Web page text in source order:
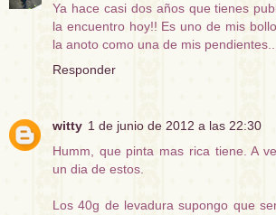
Ya hace casi dos años que tienes
la encuentro hoy!! Es uno de mis
la anoto como una de mis
Responder
witty 1 de junio de 2012 a las 22:30
Humm, que pinta mas rica tiene. A
un dia de estos.
Los 40g de levadura supongo que